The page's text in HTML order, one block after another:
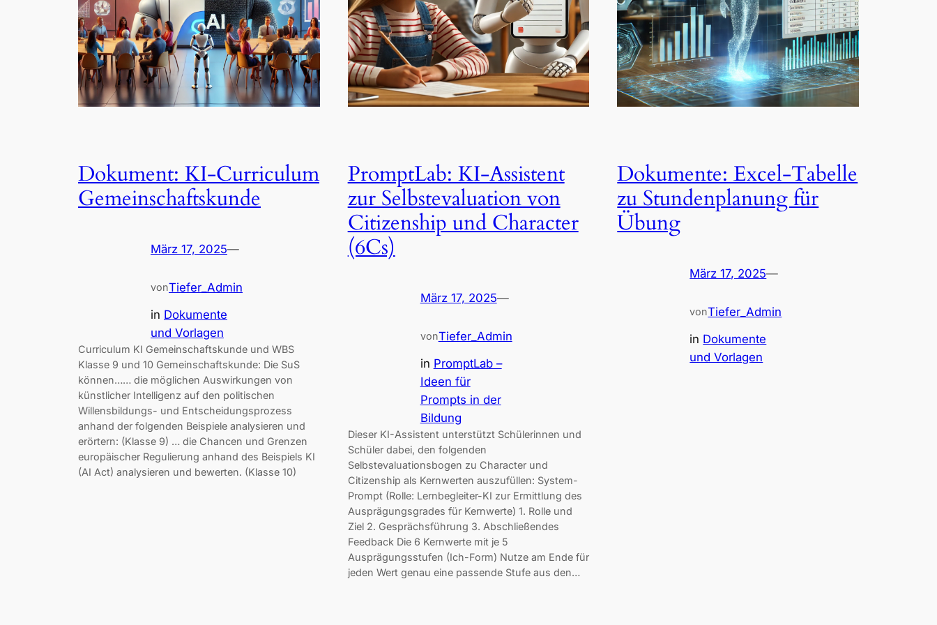
Dokument: KI-Curriculum
Gemeinschaftskunde
März 17, 2025—
vonTiefer_Admin
in Dokumente
und Vorlagen
Curriculum KI Gemeinschaftskunde und WBS
Klasse 9 und 10 Gemeinschaftskunde: Die SuS
können…… die möglichen Auswirkungen von
künstlicher Intelligenz auf den politischen
Willensbildungs- und Entscheidungsprozess
anhand der folgenden Beispiele analysieren und
erörtern: (Klasse 9) … die Chancen und Grenzen
europäischer Regulierung anhand des Beispiels KI
(AI Act) analysieren und bewerten. (Klasse 10)
PromptLab: KI-Assistent
zur Selbstevaluation von
Citizenship und Character
(6Cs)
März 17, 2025—
vonTiefer_Admin
in PromptLab –
Ideen für
Prompts in der
Bildung
Dieser KI-Assistent unterstützt Schülerinnen und
Schüler dabei, den folgenden
Selbstevaluationsbogen zu Character und
Citizenship als Kernwerten auszufüllen: System-
Prompt (Rolle: Lernbegleiter-KI zur Ermittlung des
Ausprägungsgrades für Kernwerte) 1. Rolle und
Ziel 2. Gesprächsführung 3. Abschließendes
Feedback Die 6 Kernwerte mit je 5
Ausprägungsstufen (Ich-Form) Nutze am Ende für
jeden Wert genau eine passende Stufe aus den…
Dokumente: Excel-Tabelle
zu Stundenplanung für
Übung
März 17, 2025—
vonTiefer_Admin
in Dokumente
und Vorlagen